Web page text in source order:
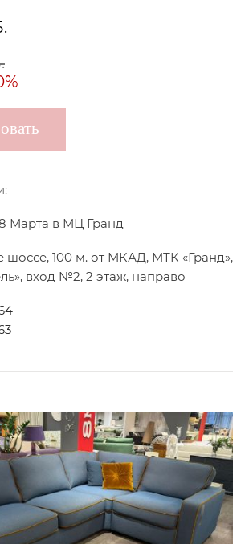
Марта в МЦ Гранд
шоссе, 100 м. от МКАД, МТК «Гранд»,
вход №2, 2 этаж, направо